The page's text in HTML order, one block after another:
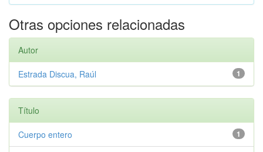
Otras opciones relacionadas
Autor
1
Estrada Discua, Raúl
Título
1
Cuerpo entero